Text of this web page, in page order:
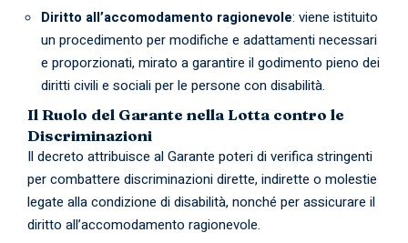
Diritto all’accomodamento ragionevole: viene istituito
un procedimento per modifiche e adattamenti necessari
e proporzionati, mirato a garantire il godimento pieno dei
diritti civili e sociali per le persone con disabilità.
Il Ruolo del Garante nella Lotta contro le
Discriminazioni
Il decreto attribuisce al Garante poteri di verifica stringenti
per combattere discriminazioni dirette, indirette o molestie
legate alla condizione di disabilità, nonché per assicurare il
diritto all’accomodamento ragionevole.